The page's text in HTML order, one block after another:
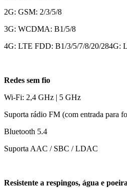
2G: GSM: 2/3/5/8
3G: WCDMA: B1/5/8
4G: LTE FDD: B1/3/5/7/8/20/284G:
Redes sem fio
Wi-Fi: 2,4 GHz | 5 GHz
Suporta rádio FM (com entrada para
Bluetooth 5.4
Suporta AAC / SBC / LDAC
Resistente a respingos, água e poeira